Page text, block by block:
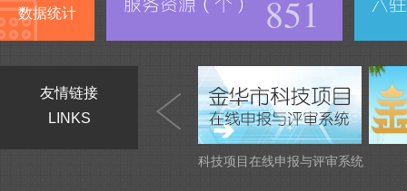
数据统计 851
友情链接
LINKS
科技项目在线申报与评审系统